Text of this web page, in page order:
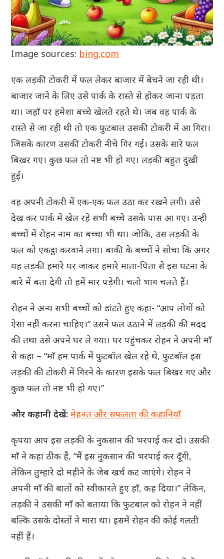
Image sources: bing.com
एक लड़की टोकरी में फल लेकर बाजार में बेचने जा रही थी।
बाजार जाने के लिए उसे पार्क के रास्ते से होकर जाना पड़ता
था। जहाँ पर हमेशा बच्चे खेलते रहते थे। जब वह पार्क के
रास्ते से जा रही थी तो एक फुटबाल उसकी टोकरी में आ गिरा।
जिसके कारण उसकी टोकरी नीचे गिर गई। उसके सारे फल
बिखर गए। कुछ फल तो नष्ट भी हो गए। लड़की बहुत दुखी
हुई।
वह अपनी टोकरी में एक-एक फल उठा कर रखने लगी। उसे
देख कर पार्क में खेल रहे सभी बच्चे उसके पास आ गए। उन्ही
बच्चों में रोहन नाम का बच्चा भी था। जोकि, उस लड़की के
फल को एकट्ठा करवाने लगा। बाकी के बच्चों ने सोचा कि अगर
यह लड़की हमारे घर जाकर हमारे माता-पिता से इस घटना के
बारे में बता देगी तो हमें मार पड़ेगी। चलो भाग चलते हैं।
रोहन ने अन्य सभी बच्चों को डांटते हुए कहा- “आप लोगों को
ऐसा नहीं करना चाहिए।” उसने फल उठाने में लड़की की मदद
की तथा उसे अपने घर ले गया। घर पहुंचकर रोहन ने अपनी माँ
से कहा – “माँ हम पार्क में फुटबॉल खेल रहे थे, फुटबॉल इस
लड़की की टोकरी में गिरने के कारण इसके फल बिखर गए और
कुछ फल तो नष्ट भी हो गए।”
और कहानी देखें: मेहनत और सफलता की कहानियाँ
कृपया आप इस लड़की के नुकसान की भरपाई कर दो। उसकी
माँ ने कहा ठीक हैं, “मैं इस नुकसान की भरपाई कर दूँगी,
लेकिन तुम्हारे दो महीने के जेब खर्च कट जाएंगे। रोहन ने
अपनी माँ की बातों को स्वीकारते हुए हाँ, कह दिया।” लेकिन,
लड़की ने उसकी माँ को बताया कि फुटबाल को रोहन ने नहीं
बल्कि उसके दोस्तों ने मारा था। इसमें रोहन की कोई गलती
नहीं हैं।